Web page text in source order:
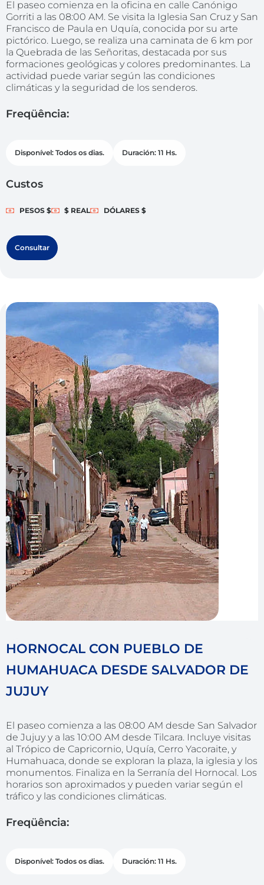
El paseo comienza en la oficina en calle Canónigo
Gorriti a las 08:00 AM. Se visita la Iglesia San Cruz y San
Francisco de Paula en Uquía, conocida por su arte
pictórico. Luego, se realiza una caminata de 6 km por
la Quebrada de las Señoritas, destacada por sus
formaciones geológicas y colores predominantes. La
actividad puede variar según las condiciones
climáticas y la seguridad de los senderos.
Freqüência:
Disponível: Todos os dias. Duración: 11 Hs.
Custos
PESOS $ $ REAL DÓLARES $
Consultar
HORNOCAL CON PUEBLO DE
HUMAHUACA DESDE SALVADOR DE
JUJUY
El paseo comienza a las 08:00 AM desde San Salvador
de Jujuy y a las 10:00 AM desde Tilcara. Incluye visitas
al Trópico de Capricornio, Uquía, Cerro Yacoraite, y
Humahuaca, donde se exploran la plaza, la iglesia y los
monumentos. Finaliza en la Serranía del Hornocal. Los
horarios son aproximados y pueden variar según el
tráfico y las condiciones climáticas.
Freqüência:
Disponível: Todos os dias. Duración: 11 Hs.